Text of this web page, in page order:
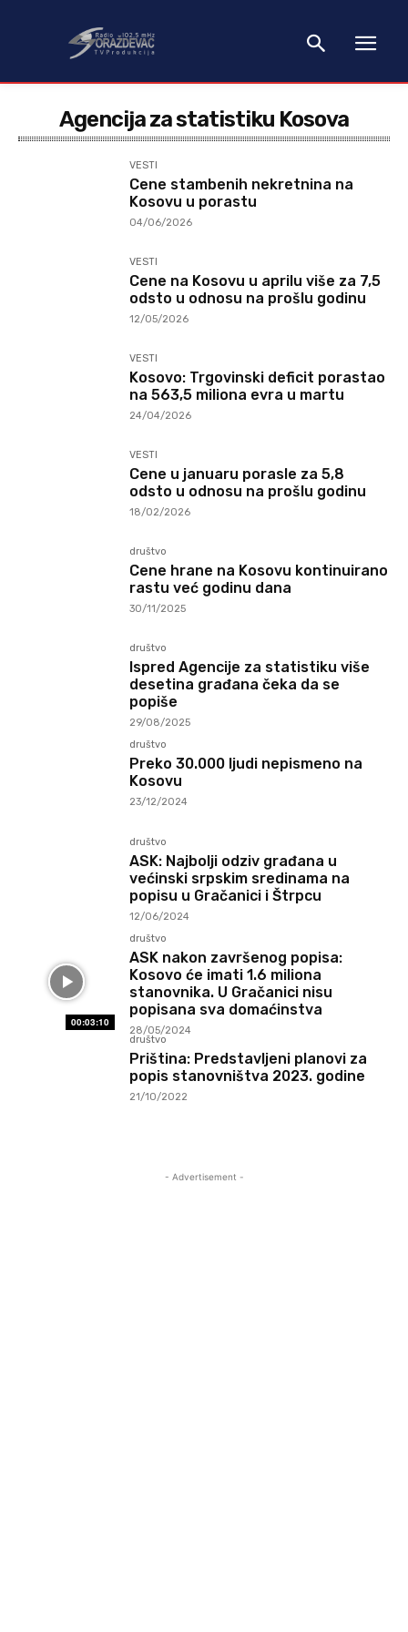
Agencija za statistiku Kosova
VESTI
Cene stambenih nekretnina na
Kosovu u porastu
04/06/2026
VESTI
Cene na Kosovu u aprilu više za 7,5
odsto u odnosu na prošlu godinu
12/05/2026
VESTI
Kosovo: Trgovinski deficit porastao
na 563,5 miliona evra u martu
24/04/2026
VESTI
Cene u januaru porasle za 5,8
odsto u odnosu na prošlu godinu
18/02/2026
društvo
Cene hrane na Kosovu kontinuirano
rastu već godinu dana
30/11/2025
društvo
Ispred Agencije za statistiku više
desetina građana čeka da se
popiše
29/08/2025
društvo
Preko 30.000 ljudi nepismeno na
Kosovu
23/12/2024
društvo
ASK: Najbolji odziv građana u
većinski srpskim sredinama na
popisu u Gračanici i Štrpcu
12/06/2024
00:03:10
društvo
ASK nakon završenog popisa:
Kosovo će imati 1.6 miliona
stanovnika. U Gračanici nisu
popisana sva domaćinstva
28/05/2024
društvo
Priština: Predstavljeni planovi za
popis stanovništva 2023. godine
21/10/2022
- Advertisement -